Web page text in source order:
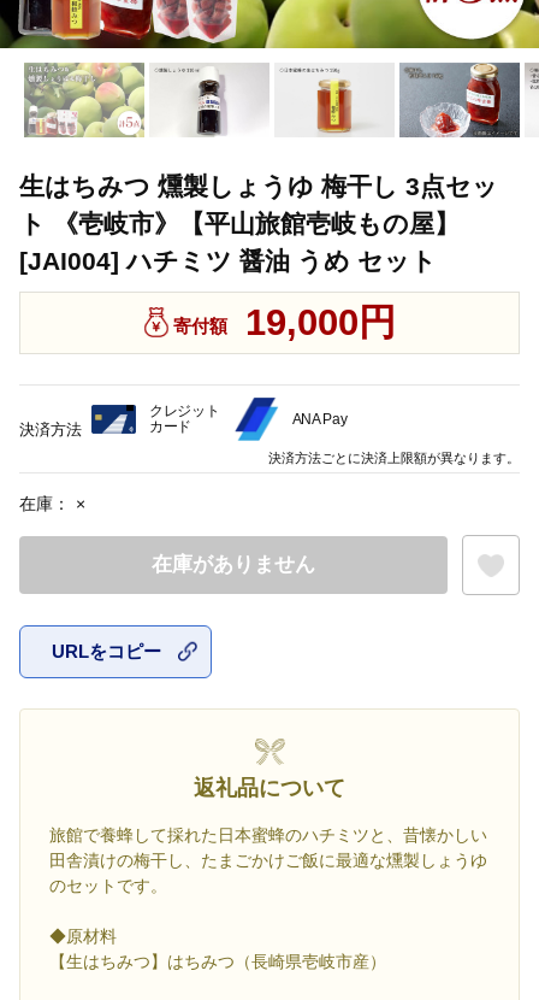
生はちみつ 燻製しょうゆ 梅干し 3点セッ
ト 《壱岐市》【平山旅館壱岐もの屋】
[JAI004] ハチミツ 醤油 うめ セット
寄付額 19,000円
在庫： ×
在庫がありません
URLをコピー
返礼品について
旅館で養蜂して採れた日本蜜蜂のハチミツと、昔懐かしい
田舎漬けの梅干し、たまごかけご飯に最適な燻製しょうゆ
のセットです。
◆原材料
【生はちみつ】はちみつ（長崎県壱岐市産）
決済方法
クレジット
カード
ANA Pay
決済方法ごとに決済上限額が異なります。